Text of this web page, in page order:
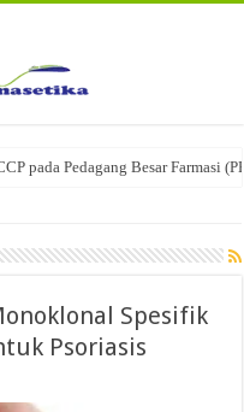
pada Pedagang Besar Farmasi
Spesifik
Psoriasis